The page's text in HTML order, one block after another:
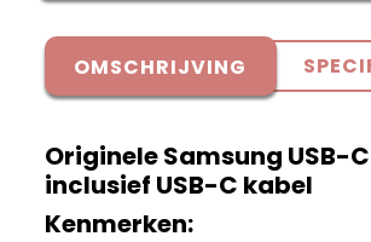
OMSCHRIJVING
Originele Samsung USB-
inclusief USB-C kabel
Kenmerken: